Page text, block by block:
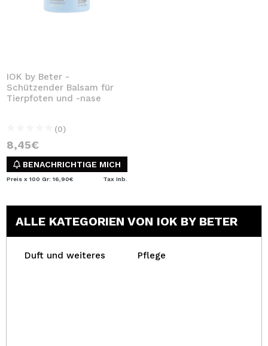
IOK by Beter -
Schützender Balsam für
Tierpfoten und -nase
(0)
8,45€
BENACHRICHTIGE MICH
Preis x 100 Gr: 16,90€ Tax Inb.
ALLE KATEGORIEN VON IOK BY BETER
Duft und weiteres Pflege